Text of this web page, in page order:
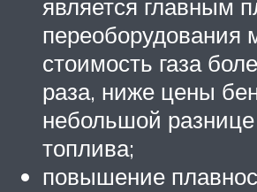
является главным
переоборудования
стоимость газа
раза, ниже цены
небольшой
топлива;
повышение